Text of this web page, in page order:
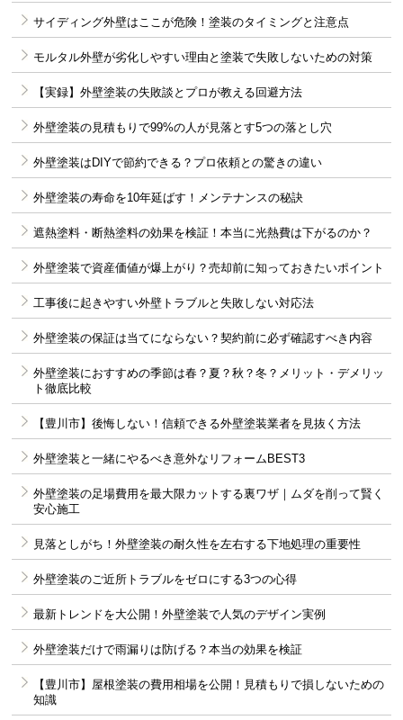
サイディング外壁はここが危険！塗装のタイミングと注意点
モルタル外壁が劣化しやすい理由と塗装で失敗しないための対策
【実録】外壁塗装の失敗談とプロが教える回避方法
外壁塗装の見積もりで99%の人が見落とす5つの落とし穴
外壁塗装はDIYで節約できる？プロ依頼との驚きの違い
外壁塗装の寿命を10年延ばす！メンテナンスの秘訣
遮熱塗料・断熱塗料の効果を検証！本当に光熱費は下がるのか？
外壁塗装で資産価値が爆上がり？売却前に知っておきたいポイント
工事後に起きやすい外壁トラブルと失敗しない対応法
外壁塗装の保証は当てにならない？契約前に必ず確認すべき内容
外壁塗装におすすめの季節は春？夏？秋？冬？メリット・デメリッ
ト徹底比較
【豊川市】後悔しない！信頼できる外壁塗装業者を見抜く方法
外壁塗装と一緒にやるべき意外なリフォームBEST3
外壁塗装の足場費用を最大限カットする裏ワザ｜ムダを削って賢く
安心施工
見落としがち！外壁塗装の耐久性を左右する下地処理の重要性
外壁塗装のご近所トラブルをゼロにする3つの心得
最新トレンドを大公開！外壁塗装で人気のデザイン実例
外壁塗装だけで雨漏りは防げる？本当の効果を検証
【豊川市】屋根塗装の費用相場を公開！見積もりで損しないための
知識